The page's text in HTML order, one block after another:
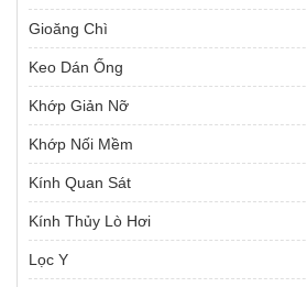
Gioăng Chì
Keo Dán Ống
Khớp Giản Nỡ
Khớp Nối Mềm
Kính Quan Sát
Kính Thủy Lò Hơi
Lọc Y